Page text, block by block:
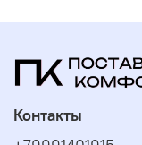
Контакты